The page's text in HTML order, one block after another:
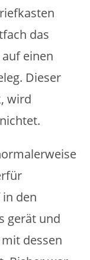
das
einen
Dieser
wird
den
gerät und
dessen